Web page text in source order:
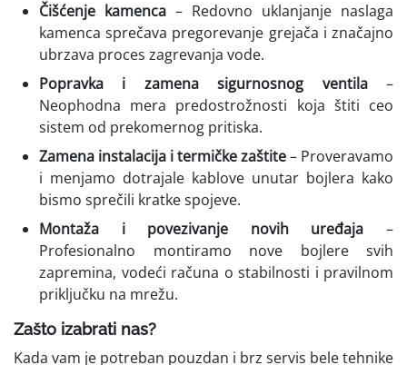
Čišćenje kamenca – Redovno uklanjanje naslaga
kamenca sprečava pregorevanje grejača i značajno
ubrzava proces zagrevanja vode.
Popravka i zamena sigurnosnog ventila–
Neophodna mera predostrožnosti koja štiti ceo
sistem od prekomernog pritiska.
Zamena instalacija i termičke zaštite– Proveravamo
i menjamo dotrajale kablove unutar bojlera kako
bismo sprečili kratke spojeve.
Montaža i povezivanje novih uređaja –
Profesionalno montiramo nove bojlere svih
zapremina, vodeći računa o stabilnosti i pravilnom
priključku na mrežu.
Zašto izabrati nas?
Kada vam je potreban pouzdan i brz servis bele tehnike